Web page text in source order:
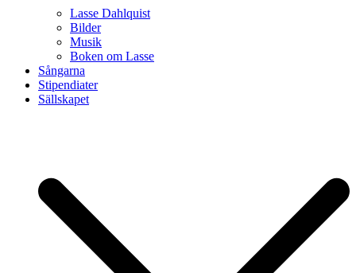
Lasse Dahlquist
Bilder
Musik
Boken om Lasse
Sångarna
Stipendiater
Sällskapet